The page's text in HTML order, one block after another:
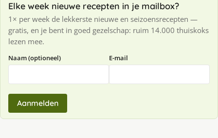
Elke week nieuwe recepten in je mailbox?
1× per week de lekkerste nieuwe en seizoensrecepten —
gratis, en je bent in goed gezelschap: ruim 14.000 thuiskoks
lezen mee.
Naam (optioneel) E-mail
Aanmelden